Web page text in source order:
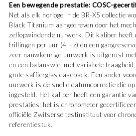
Een bewegende prestatie: COSC-
Net als elk horloge in de BR-X5 collectie
Black Titanium aangedreven door het
zelfopwindende uurwerk. Dit kaliber heeft
trillingen per uur (4 Hz) en een
zeer nauwkeurige uurwerk is uitgerust
en een balanswiel met variabele
grote saffierglas caseback. Een ander
uurwerk is de snelle datumcorrectie die
ingesteld. Het kaliber heeft een garantie
prestaties: het is chronometer
officiële Zwitserse testinstituut voor
referentiestuk.